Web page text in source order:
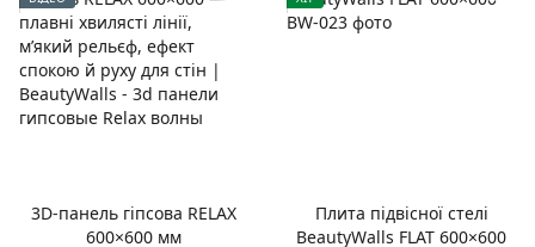
3D-панель гіпсова RELAX
600×600 мм
Плита підвісної стелі
BeautyWalls FLAT 600×600